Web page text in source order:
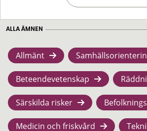
ALLA ÄMNEN
Allmänt
Beteendevetenskap
Särskilda risker
Medicin och friskvård